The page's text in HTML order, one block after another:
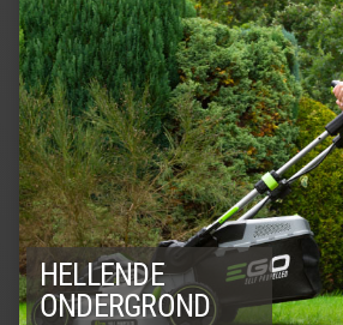
HELLENDE
ONDERGROND